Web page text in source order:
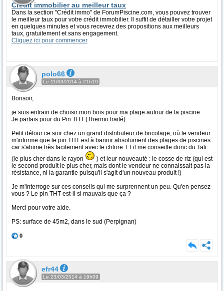
Crédit immobilier au meilleur taux
Dans la section "Crédit immo" de ForumPiscine.com, vous pouvez trouver
le meilleur taux pour votre crédit immobilier. Il suffit de détailler votre projet
en quelques minutes et vous recevrez des propositions aux meilleurs
taux, gratuitement et sans engagement.
Cliquez ici pour commencer
polo66
Le 11/03/2014 à 21h19
Bonsoir,
je suis entrain de choisir mon bois pour ma plage autour de la piscine.
Je partais pour du Pin THT (Thermo traité).
Petit détour ce soir chez un grand distributeur de bricolage, où le vendeur
m'informe que le pin THT est à bannir absolument des plages de piscines
car s'abime très facilement avec le chlore. Et il me conseille donc du Tali
(le plus cher dans le rayon
) et leur nouveauté : le cosse de riz (qui est
le second produit le plus cher, mais dont le vendeur ne connaissait pas la
résistance, ni la garantie puisqu'il s'agit d'un nouveau produit !)
Je m'interroge sur ces conseils qui me surprennent un peu. Qu'en pensez-
vous ? Le pin THT est-il si mauvais que ça ?
Merci pour votre aide.
PS: surface de 45m2, dans le sud (Perpignan)
0
efr44
Le 23/03/2014 à 19h09